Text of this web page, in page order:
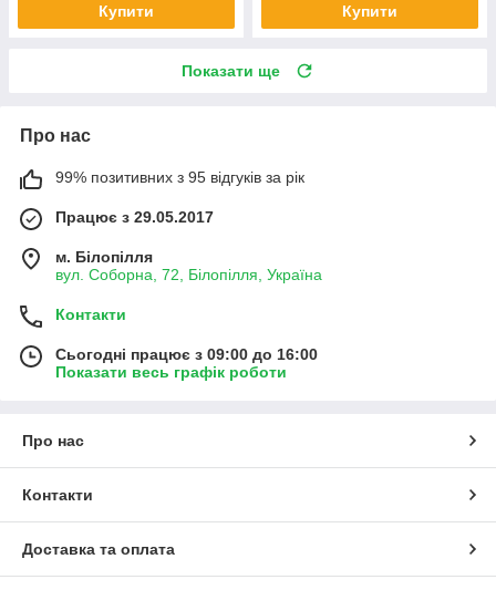
Купити Купити
Показати ще
Про нас
99% позитивних з 95 відгуків за рік
Працює з 29.05.2017
м. Білопілля
вул. Соборна, 72, Білопілля, Україна
Контакти
Сьогодні працює з 09:00 до 16:00
Показати весь графік роботи
Про нас
Контакти
Доставка та оплата